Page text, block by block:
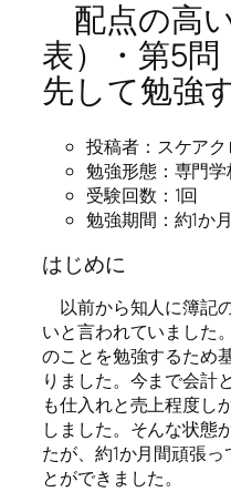
配点の高
表）・第5
先して勉強
投稿者：スケア
勉強形態：専門学
受験回数：1回
勉強期間：約1か月
はじめに
以前から知人に簿記
いと言われていました
のことを勉強するため
りました。今まで会計
も仕入れと売上程度し
しました。そんな状態
たが、約1か月間頑張
とができました。